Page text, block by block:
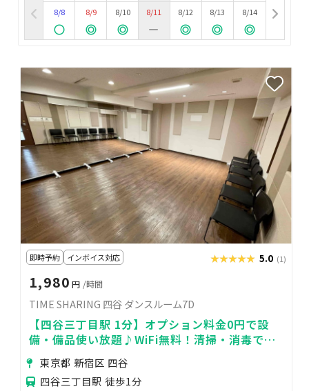
8/8 8/9 8/10 8/11 8/12 8/13 8/14
即時予約 インボイス対応 ★★★★★
★★★★★ 5.0 (1)
1,980 円 /時間
TIME SHARING 四谷 ダンスルーム7D
【四谷三丁目駅 1分】オプション料金0円で設
備・備品使い放題♪WiFi無料！清掃・消毒で衛
生面も安心♥便利な駅近 会議室 7D
東京都 新宿区 四谷
四谷三丁目駅 徒歩1分